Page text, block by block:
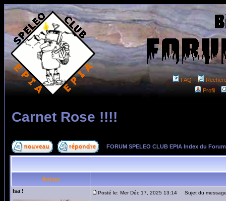
FAQ
Profil
Carnet Rose !!!!
FORUM SPELEO CLUB EPIA Index du Forum
Auteur
Isa !
Posté le: Mer Déc 17, 2025 13:14 Sujet du